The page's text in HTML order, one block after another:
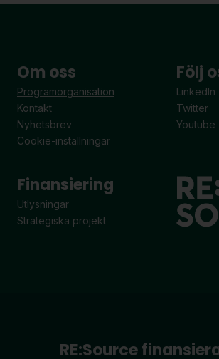
Om oss
Programorganisation
Kontakt
Nyhetsbrev
Cookie-inställningar
Följ
LinkedIn
Twitter
Youtube
Finansiering
Utlysningar
Strategiska projekt
RE:Source